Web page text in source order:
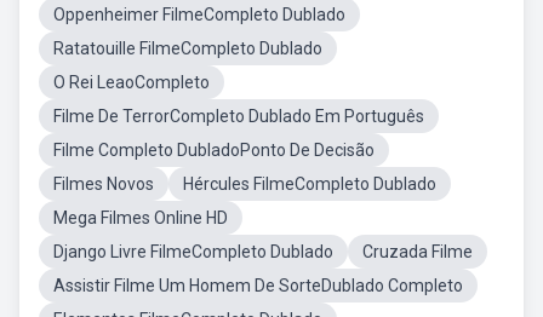
Oppenheimer FilmeCompleto Dublado
Ratatouille FilmeCompleto Dublado
O Rei LeaoCompleto
Filme De TerrorCompleto Dublado Em Português
Filme Completo DubladoPonto De Decisão
Filmes Novos
Hércules FilmeCompleto Dublado
Mega Filmes Online HD
Django Livre FilmeCompleto Dublado
Cruzada Filme
Assistir Filme Um Homem De SorteDublado Completo